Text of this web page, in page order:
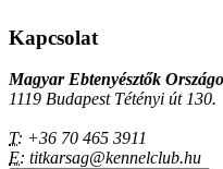
Kapcsolat
Magyar Ebtenyésztők
1119 Budapest Tétényi út 130.
T: +36 70 465 3911
E: titkarsag@kennelclub.hu